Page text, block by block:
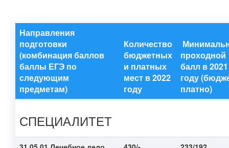
Направления
подготовки
(комбинация баллов
баллы ЕГЭ по
следующим
предметам)
Количество
бюджетных
и платных
мест в 2022
году
проходной
балл в 2021
году
платно)
СПЕЦИАЛИТЕТ